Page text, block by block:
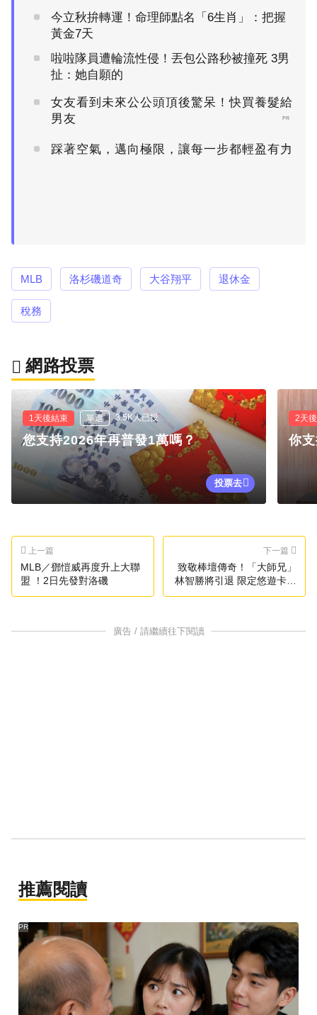
今立秋拚轉運！命理師點名「6生肖」：把握
黃金7天
啦啦隊員遭輪流性侵！丟包公路秒被撞死 3男
扯：她自願的
女友看到未來公公頭頂後驚呆！快買養髮給
男友
PR
踩著空氣，邁向極限，讓每一步都輕盈有力
PR
MLB 洛杉磯道奇 大谷翔平 退休金
稅務
網路投票
1天後結束 單選 3.5K人已投
您支持2026年再普發1萬嗎？
投票去
2天
你
上一篇
MLB／鄧愷威再度升上大聯
盟 ！2日先發對洛磯
下一篇
致敬棒壇傳奇！「大師兄」
林智勝將引退 限定悠遊卡預
售
廣告 / 請繼續往下閱讀
推薦閱讀
PR